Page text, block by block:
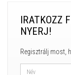
IRATKOZZ
NYERJ!
Regisztrálj most,